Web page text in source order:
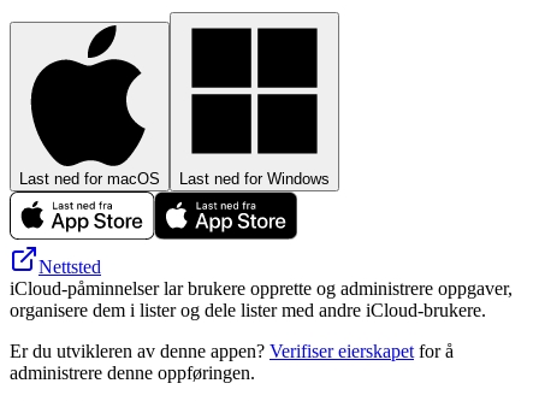
Last ned for macOS Last ned for Windows
Nettsted
iCloud-påminnelser lar brukere opprette og administrere oppgaver,
organisere dem i lister og dele lister med andre iCloud-brukere.
Er du utvikleren av denne appen? Verifiser eierskapet for å
administrere denne oppføringen.